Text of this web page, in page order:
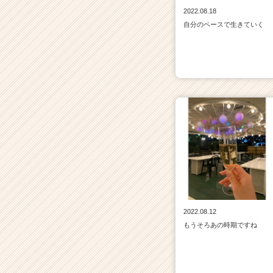
2022.08.18
自分のペースで生きていく
2022.08.12
もうそろあの時期ですね